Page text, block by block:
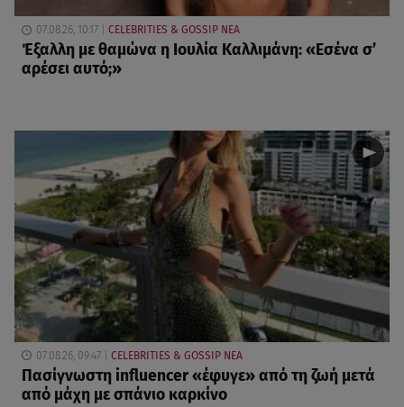
07.08.26, 10:17 CELEBRITIES & GOSSIP ΝΕΑ
Έξαλλη με θαμώνα η Ιουλία Καλλιμάνη: «Εσένα σ’
αρέσει αυτό;»
07.08.26, 09:47 CELEBRITIES & GOSSIP ΝΕΑ
Πασίγνωστη influencer «έφυγε» από τη ζωή μετά
από μάχη με σπάνιο καρκίνο